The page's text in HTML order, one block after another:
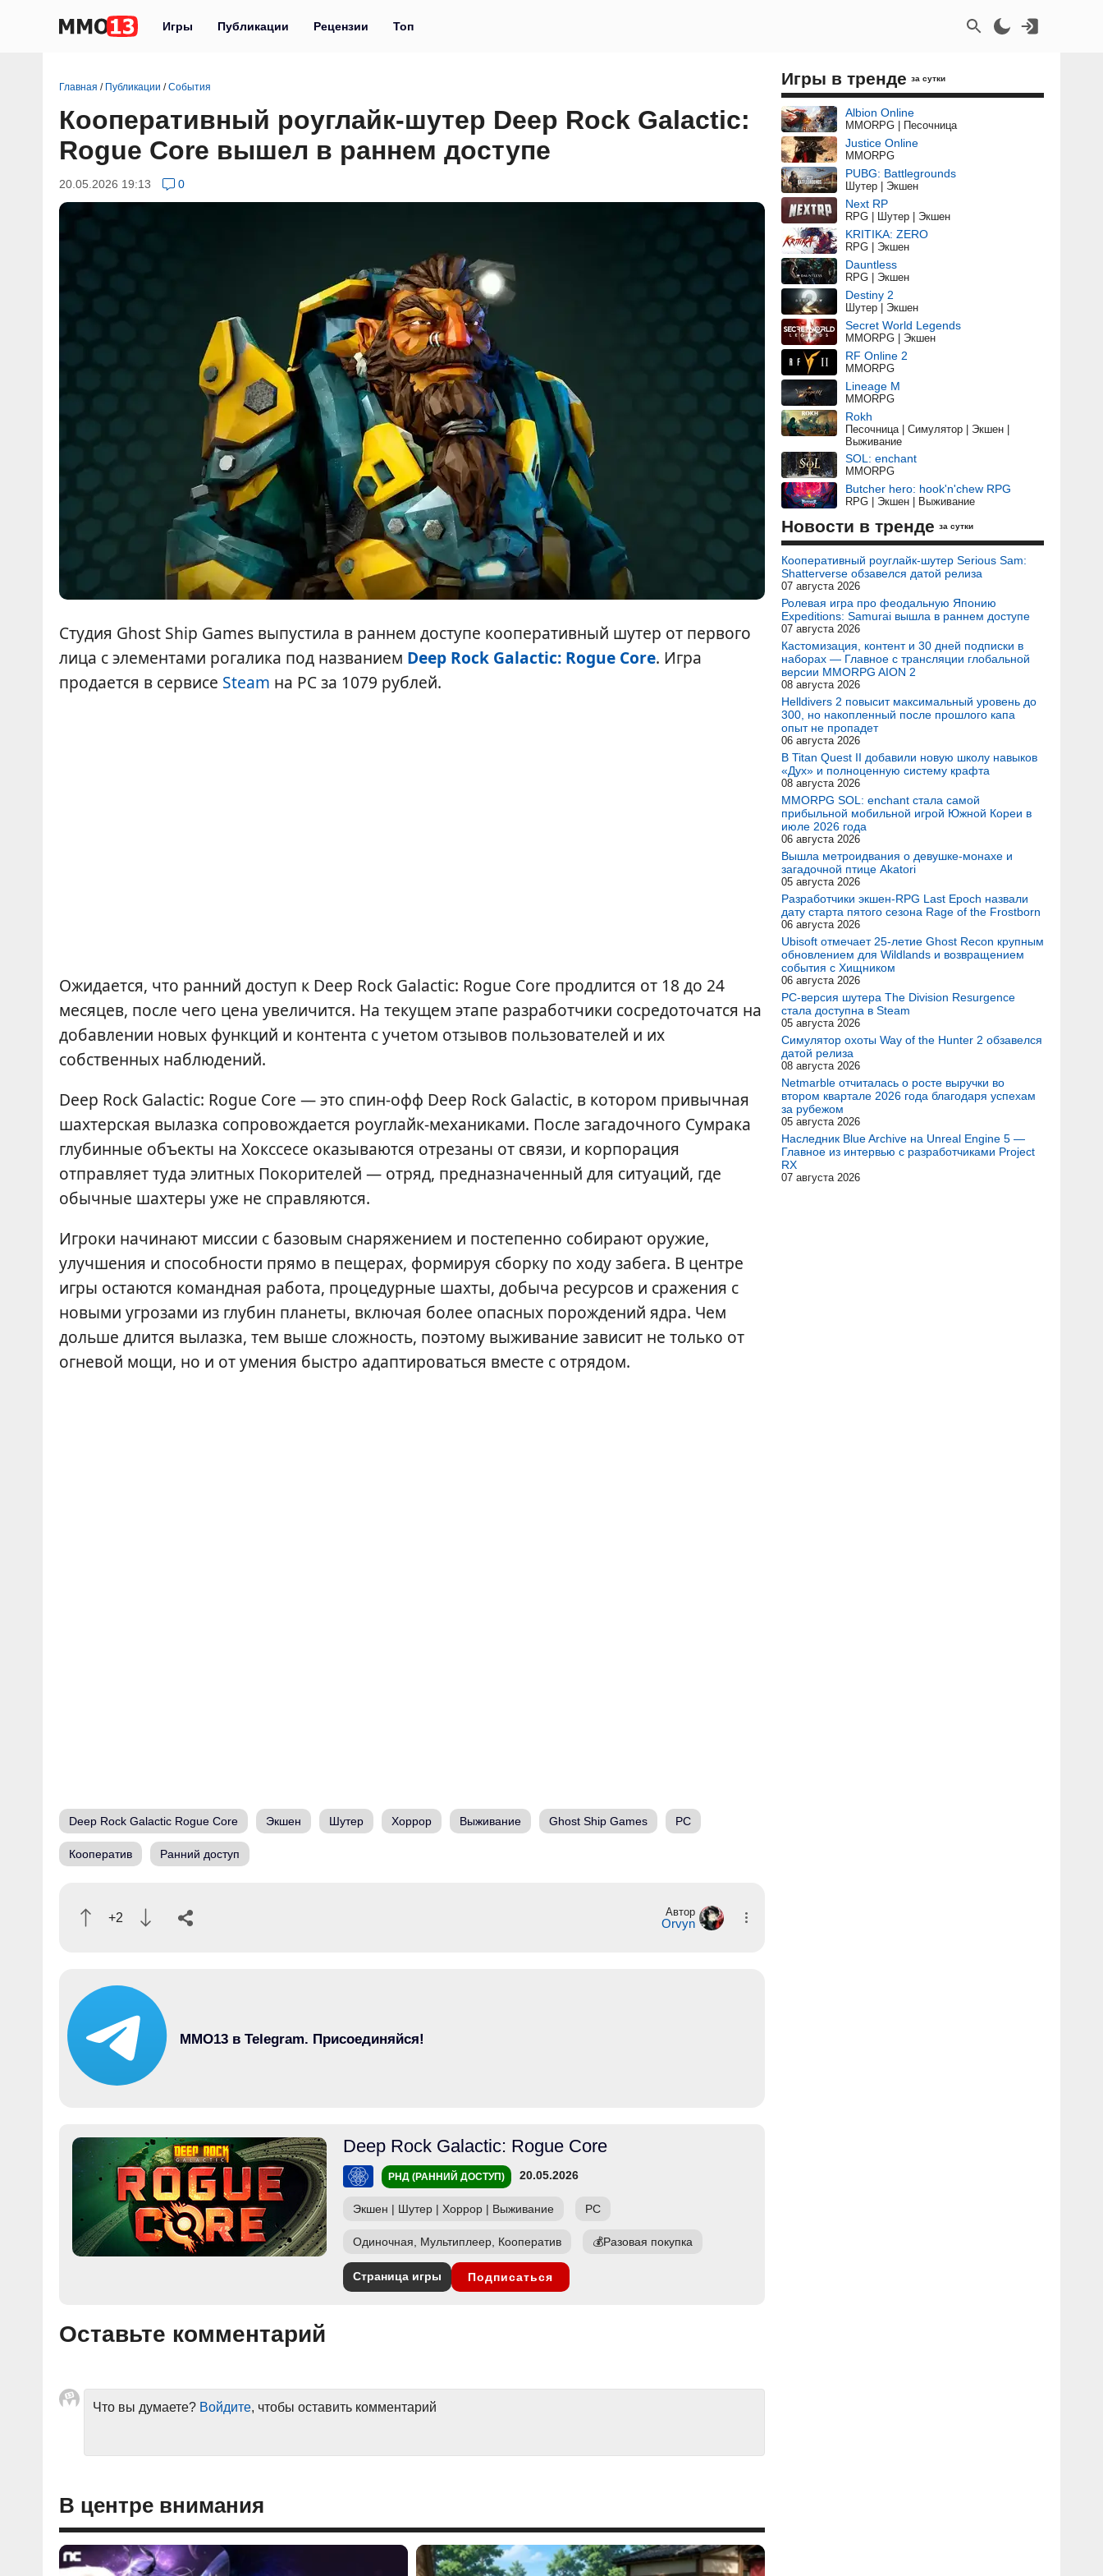
Игры Публикации Рецензии Топ
Главная / Публикации /События
Кооперативный роуглайк-шутер Deep Rock Galactic:
Rogue Core вышел в раннем доступе
20.05.2026 19:13 0
Студия Ghost Ship Games выпустила в раннем доступе кооперативный шутер от первого
лица с элементами рогалика под названием Deep Rock Galactic: Rogue Core. Игра
продается в сервисе Steam на PC за 1079 рублей.
Ожидается, что ранний доступ к Deep Rock Galactic: Rogue Core продлится от 18 до 24
месяцев, после чего цена увеличится. На текущем этапе разработчики сосредоточатся на
добавлении новых функций и контента с учетом отзывов пользователей и их
собственных наблюдений.
Deep Rock Galactic: Rogue Core — это спин-офф Deep Rock Galactic, в котором привычная
шахтерская вылазка сопровождается роуглайк-механиками. После загадочного Сумрака
глубинные объекты на Хокссесе оказываются отрезаны от связи, и корпорация
отправляет туда элитных Покорителей — отряд, предназначенный для ситуаций, где
обычные шахтеры уже не справляются.
Игроки начинают миссии с базовым снаряжением и постепенно собирают оружие,
улучшения и способности прямо в пещерах, формируя сборку по ходу забега. В центре
игры остаются командная работа, процедурные шахты, добыча ресурсов и сражения с
новыми угрозами из глубин планеты, включая более опасных порождений ядра. Чем
дольше длится вылазка, тем выше сложность, поэтому выживание зависит не только от
огневой мощи, но и от умения быстро адаптироваться вместе с отрядом.
Deep Rock Galactic Rogue Core Экшен Шутер Хоррор Выживание Ghost Ship Games PC
Кооператив Ранний доступ
+2 Автор
Orvyn
MMO13 в Telegram. Присоединяйся!
Deep Rock Galactic: Rogue Core
РНД (РАННИЙ ДОСТУП) 20.05.2026
Экшен | Шутер | Хоррор | Выживание PC
Одиночная, Мультиплеер, Кооператив 💰Разовая покупка
Страница игры Подписаться
Оставьте комментарий
Что вы думаете? Войдите, чтобы оставить комментарий
В центре внимания
Игры в тренде за сутки
Albion Online
MMORPG | Песочница
Justice Online
MMORPG
PUBG: Battlegrounds
Шутер | Экшен
Next RP
RPG | Шутер | Экшен
KRITIKA: ZERO
RPG | Экшен
Dauntless
RPG | Экшен
Destiny 2
Шутер | Экшен
Secret World Legends
MMORPG | Экшен
RF Online 2
MMORPG
Lineage M
MMORPG
Rokh
Песочница | Симулятор | Экшен |
Выживание
SOL: enchant
MMORPG
Butcher hero: hook'n'chew RPG
RPG | Экшен | Выживание
Новости в тренде за сутки
Кооперативный роуглайк-шутер Serious Sam:
Shatterverse обзавелся датой релиза
07 августа 2026
Ролевая игра про феодальную Японию
Expeditions: Samurai вышла в раннем доступе
07 августа 2026
Кастомизация, контент и 30 дней подписки в
наборах — Главное с трансляции глобальной
версии MMORPG AION 2
08 августа 2026
Helldivers 2 повысит максимальный уровень до
300, но накопленный после прошлого капа
опыт не пропадет
06 августа 2026
В Titan Quest II добавили новую школу навыков
«Дух» и полноценную систему крафта
08 августа 2026
MMORPG SOL: enchant стала самой
прибыльной мобильной игрой Южной Кореи в
июле 2026 года
06 августа 2026
Вышла метроидвания о девушке-монахе и
загадочной птице Akatori
05 августа 2026
Разработчики экшен-RPG Last Epoch назвали
дату старта пятого сезона Rage of the Frostborn
06 августа 2026
Ubisoft отмечает 25-летие Ghost Recon крупным
обновлением для Wildlands и возвращением
события с Хищником
06 августа 2026
PC-версия шутера The Division Resurgence
стала доступна в Steam
05 августа 2026
Симулятор охоты Way of the Hunter 2 обзавелся
датой релиза
08 августа 2026
Netmarble отчиталась о росте выручки во
втором квартале 2026 года благодаря успехам
за рубежом
05 августа 2026
Наследник Blue Archive на Unreal Engine 5 —
Главное из интервью с разработчиками Project
RX
07 августа 2026